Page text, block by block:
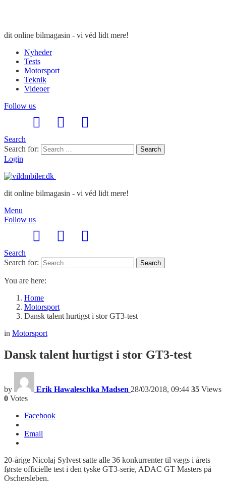
dit online bilmagasin - vi véd lidt mere!
Nyheder
Tests
Motorsport
Teknik
Videoer
Follow us
Search
Search for:
Search
Login
dit online bilmagasin - vi véd lidt mere!
Menu
Follow us
Search
Search for:
Search
You are here:
Home
Motorsport
Dansk talent hurtigst i stor GT3-test
in Motorsport
Dansk talent hurtigst i stor GT3-test
by Erik Hawaleschka Madsen 28/03/2018, 09:44 35 Views
0 Votes
Facebook
Email
20-årige Nicolaj Sylvest satte alle 36 konkurrenter til vægs i årets
første officielle test i den tyske GT3-serie, ADAC GT Masters på
Oschersleben.